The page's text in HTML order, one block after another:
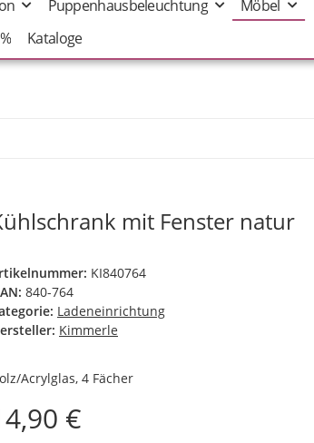
Puppenhausbeleuchtung Möbel
Kataloge
mit Fenster natur
KI840764
840-764
Ladeneinrichtung
Kimmerle
Acrylglas, 4 Fächer
€